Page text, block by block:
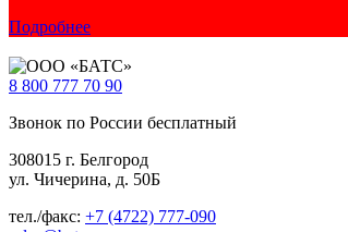
Подробнее
8 800 777 70 90
Звонок по России бесплатный
308015 г. Белгород
ул. Чичерина, д. 50Б
тел./факс: +7 (4722) 777-090